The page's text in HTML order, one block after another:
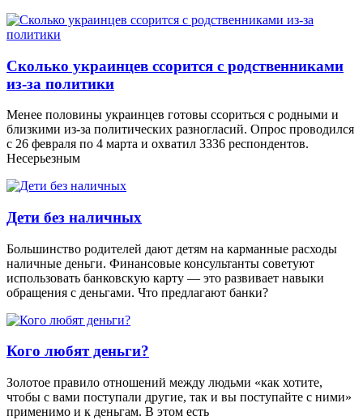
Сколько украинцев ссорится с родственниками
из-за политики
Менее половины украинцев готовы ссориться с родными и
близкими из-за политических разногласий. Опрос проводился
с 26 февраля по 4 марта и охватил 3336 респондентов.
Несерьезным
Дети без наличных
Большинство родителей дают детям на карманные расходы
наличные деньги. Финансовые консультанты советуют
использовать банковскую карту — это развивает навыки
обращения с деньгами. Что предлагают банки?
Кого любят деньги?
Золотое правило отношений между людьми «как хотите,
чтобы с вами поступали другие, так и вы поступайте с ними»
применимо и к деньгам. В этом есть